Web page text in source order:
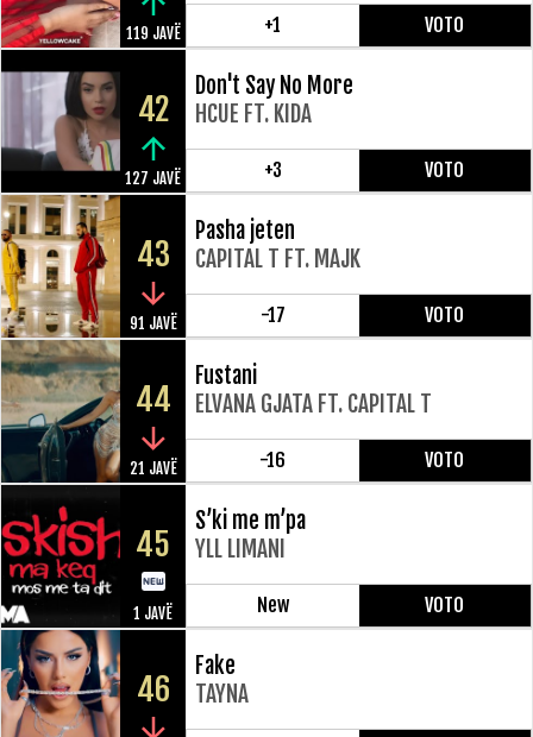
119 JAVË +1 VOTO
42
127 JAVË
Don't Say No More
HCUE FT. KIDA
+3 VOTO
43
91 JAVË
Pasha jeten
CAPITAL T FT. MAJK
-17 VOTO
44
21 JAVË
Fustani
ELVANA GJATA FT. CAPITAL T
-16 VOTO
45
1 JAVË
S’ki me m’pa
YLL LIMANI
New VOTO
46
Fake
TAYNA